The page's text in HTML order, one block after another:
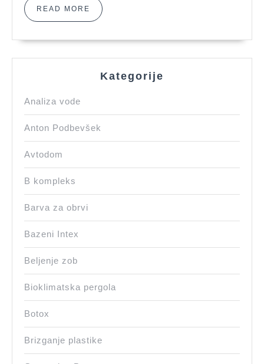
READ MORE READ
MORE
Kategorije
Analiza vode
Anton Podbevšek
Avtodom
B kompleks
Barva za obrvi
Bazeni Intex
Beljenje zob
Bioklimatska pergola
Botox
Brizganje plastike